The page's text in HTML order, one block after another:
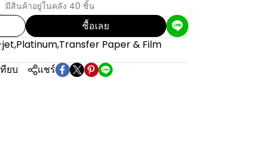
มีสินค้าอยู่ในคลัง 40 ชิ้น
ซื้อเลย
jet,Platinum,Transfer Paper & Film
ยบ แชร์